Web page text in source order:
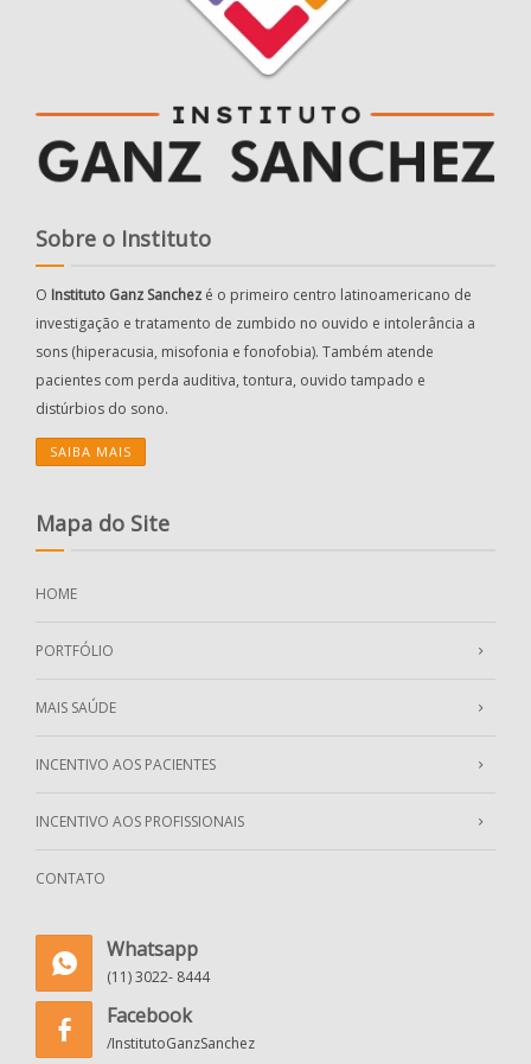
Sobre o Instituto
O Instituto Ganz Sanchez é o primeiro centro latinoamericano de
investigação e tratamento de zumbido no ouvido e intolerância a
sons (hiperacusia, misofonia e fonofobia). Também atende
pacientes com perda auditiva, tontura, ouvido tampado e
distúrbios do sono.
SAIBA MAIS
Mapa do Site
HOME
PORTFÓLIO
MAIS SAÚDE
INCENTIVO AOS PACIENTES
INCENTIVO AOS PROFISSIONAIS
CONTATO
Whatsapp
(11) 3022- 8444
Facebook
/InstitutoGanzSanchez